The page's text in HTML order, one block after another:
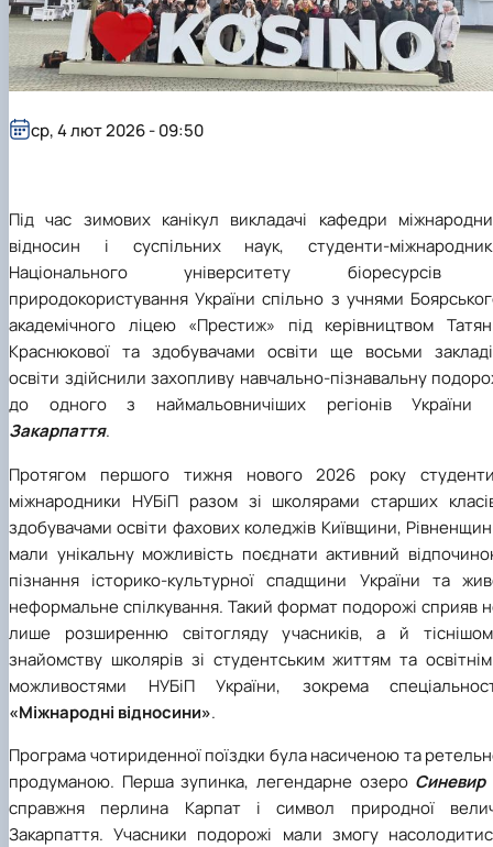
Підготовка до вступу в аспірантуру
Правила прийому 2026
Контактні дані
Профорієнтаційна діяльність
Дні відкритих дверей
Інформація і політика
HistoryEU
Під час зимових канікул викладачі кафедри
відносин і суспільних наук, студенти-
Національного університету біоресурсів
природокористування України спільно з учнями
академічного ліцею «Престиж» під керівництвом
Краснюкової та здобувачами освіти ще восьми
освіти здійснили захопливу навчально-пізнавальну
до одного з наймальовничіших регіонів України
Закарпаття.
Протягом першого тижня нового 2026 року
міжнародники НУБіП разом зі школярами старших
здобувачами освіти фахових коледжів Київщини,
мали унікальну можливість поєднати активний
пізнання історико-культурної спадщини України та
неформальне спілкування. Такий формат подорожі сприяв
лише розширенню світогляду учасників, а й
знайомству школярів зі студентським життям та
можливостями НУБіП України, зокрема
«Міжнародні відносини».
Програма чотириденної поїздки була насиченою та
продуманою. Перша зупинка, легендарне озеро Синевир
справжня перлина Карпат і символ природної
Закарпаття. Учасники подорожі мали змогу
ср, 4 лют 2026 - 09:50